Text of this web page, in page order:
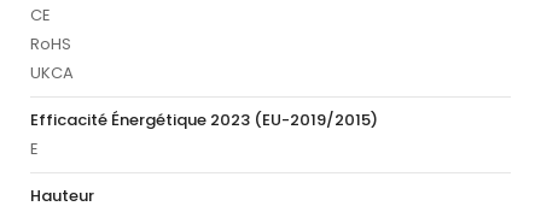
CE
RoHS
UKCA
Efficacité Énergétique 2023 (EU-2019/2015)
E
Hauteur